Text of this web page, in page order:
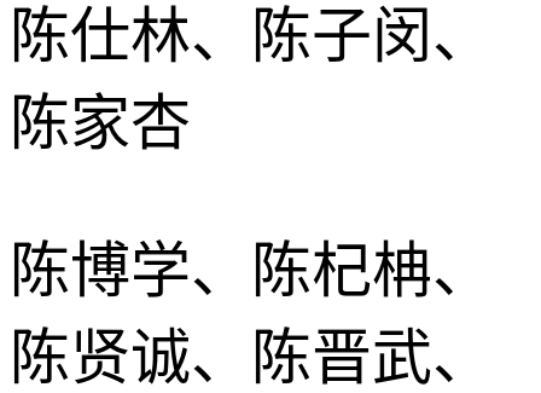
陈仕林、陈子闵、
陈家杏
陈博学、陈杞柟、
陈贤诚、陈晋武、